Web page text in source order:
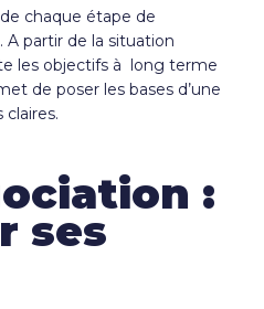
chaque étape de
partir de la situation
les objectifs à long terme
de poser les bases d’une
:
ses